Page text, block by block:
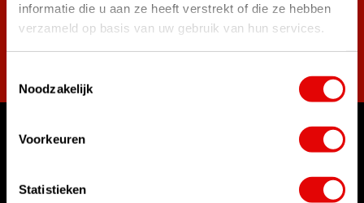
informatie die u aan ze heeft verstrekt of die ze hebben
verzameld op basis van uw gebruik van hun services.
Noodzakelijk
Voorkeuren
Statistieken
Waar kunnen we u mee helpen?
Bel ons gerust